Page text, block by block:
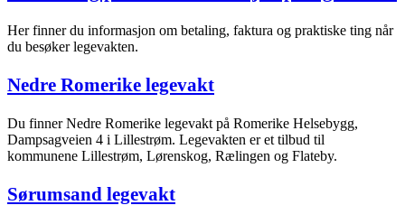
Her finner du informasjon om betaling, faktura og praktiske ting når
du besøker legevakten.
Nedre Romerike legevakt
Du finner Nedre Romerike legevakt på Romerike Helsebygg,
Dampsagveien 4 i Lillestrøm. Legevakten er et tilbud til
kommunene Lillestrøm, Lørenskog, Rælingen og Flateby.
Sørumsand legevakt